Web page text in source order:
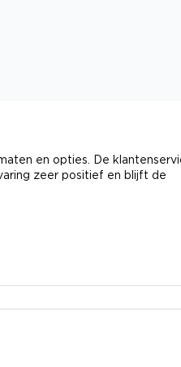
en opties. De
zeer positief en blijft de